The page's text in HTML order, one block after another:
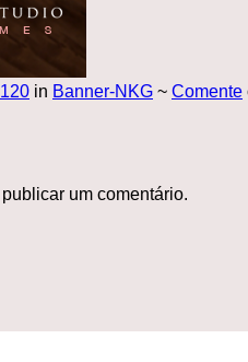
in Banner-NKG ~ Comente
um comentário.